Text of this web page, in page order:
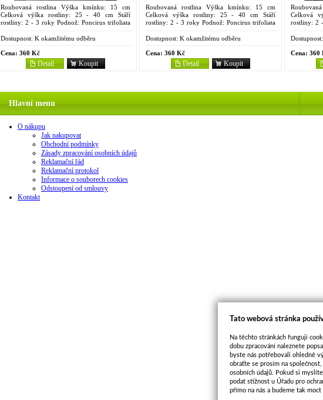
Roubovaná rostlina Výška kmínku: 15 cm
Celková výška rostliny: 25 - 40 cm Stáří
rostliny: 2 - 3 roky Podnož: Poncirus trifoliata
Venasca má...
Dostupnost: K okamžitému odběru
Cena: 360 Kč
Koupit
Detail
Roubovaná rostlina Výška kmínku: 15 cm
Celková výška rostliny: 25 - 40 cm Stáří
rostliny: 2 - 3 roky Podnož: Poncirus trifoliata
Dr. W. T....
Dostupnost: K okamžitému odběru
Cena: 360 Kč
Koupit
Detail
Celková
rostliny: 2
Kabusu,...
Dostupnost:
Cena: 360
Hlavní menu
O nákupu
Jak nakupovat
Obchodní podmínky
Zásady zpracování osobních údajů
Reklamační řád
Reklamační protokol
Informace o souborech cookies
Odstoupení od smlouvy
Kontakt
Tato webová stránka
Na těchto stránkách fungují
dobu zpracování naleznete
byste nás potřebovali ohledně
obraťte se prosím na
osobních údajů. Pokud si
podat stížnost u Úřadu pro
přímo na nás a budeme tak